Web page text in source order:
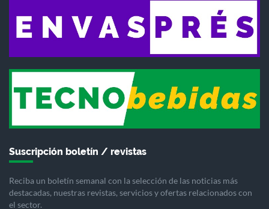
Suscripción boletín / revistas
Reciba un boletín semanal con la selección de las noticias más
destacadas, nuestras revistas, servicios y ofertas relacionados con
el sector.